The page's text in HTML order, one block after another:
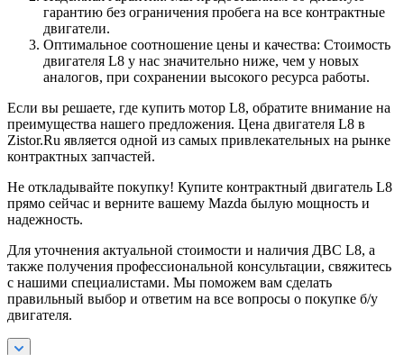
гарантию без ограничения пробега на все контрактные
двигатели.
Оптимальное соотношение цены и качества: Стоимость
двигателя L8 у нас значительно ниже, чем у новых
аналогов, при сохранении высокого ресурса работы.
Если вы решаете, где купить мотор L8, обратите внимание на
преимущества нашего предложения. Цена двигателя L8 в
Zistor.Ru является одной из самых привлекательных на рынке
контрактных запчастей.
Не откладывайте покупку! Купите контрактный двигатель L8
прямо сейчас и верните вашему Mazda былую мощность и
надежность.
Для уточнения актуальной стоимости и наличия ДВС L8, а
также получения профессиональной консультации, свяжитесь
с нашими специалистами. Мы поможем вам сделать
правильный выбор и ответим на все вопросы о покупке б/у
двигателя.